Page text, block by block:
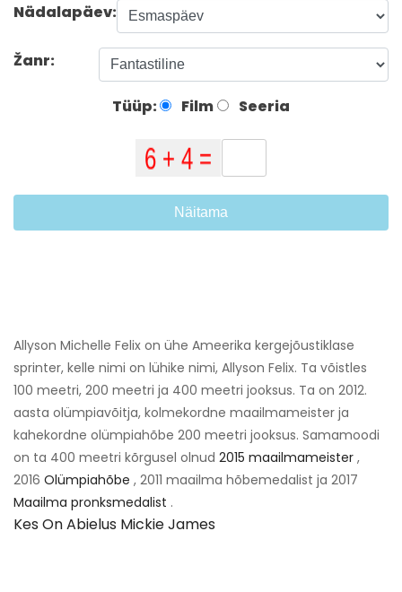
Nädalapäev:
Žanr:
Tüüp: Film Seeria
Näitama
Allyson Michelle Felix on ühe Ameerika kergejõustiklase
sprinter, kelle nimi on lühike nimi, Allyson Felix. Ta võistles
100 meetri, 200 meetri ja 400 meetri jooksus. Ta on 2012.
aasta olümpiavõitja, kolmekordne maailmameister ja
kahekordne olümpiahõbe 200 meetri jooksus. Samamoodi
on ta 400 meetri kõrgusel olnud 2015 maailmameister ,
2016 Olümpiahõbe , 2011 maailma hõbemedalist ja 2017
Maailma pronksmedalist .
Kes On Abielus Mickie James